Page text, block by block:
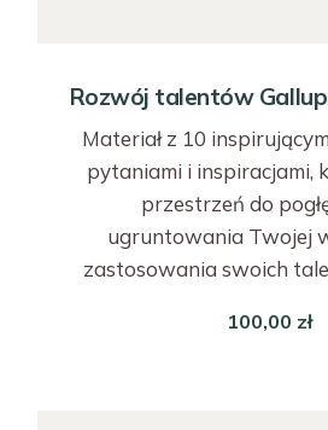
Rozwój talentów
Materiał z 10
pytaniami i inspiracjami,
przestrzeń do
ugruntowania Twojej
zastosowania swoich
100,00 zł